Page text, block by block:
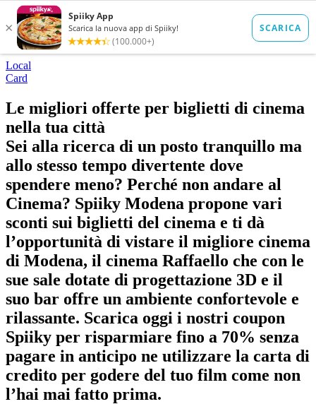
Local
Card
Le migliori offerte per biglietti di cinema
nella tua città
Sei alla ricerca di un posto tranquillo ma
allo stesso tempo divertente dove
spendere meno? Perché non andare al
Cinema? Spiiky Modena propone vari
sconti sui biglietti del cinema e ti dà
l’opportunità di vistare il migliore cinema
di Modena, il cinema Raffaello che con le
sue sale dotate di progettazione 3D e il
suo bar offre un ambiente confortevole e
rilassante. Scarica oggi i nostri coupon
Spiiky per risparmiare fino a 70% senza
pagare in anticipo ne utilizzare la carta di
credito per godere del tuo film come non
l’hai mai fatto prima.